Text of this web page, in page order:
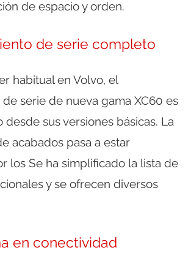
de espacio y orden.
de serie completo
habitual en Volvo, el
serie de nueva gama XC60 es
sus versiones básicas. La
acabados pasa a estar
los Se ha simplificado la lista de
y se ofrecen diversos
en conectividad